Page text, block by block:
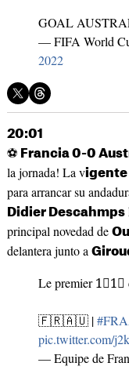
GOAL
— FIFA World
2022
20:01
⚽ Francia 0-0
la jornada! La vigente
para arrancar su
Didier Descahmps
principal novedad de
delantera junto a
Le premier 1⃣1⃣
🇫🇷🇦🇺 |
pic.twitter.com/
— Equipe de